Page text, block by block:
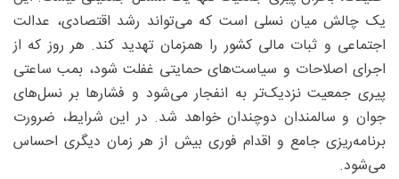
یک چالش میان نسلی است که می‌تواند رشد اقتصادی، عدالت
اجتماعی و ثبات مالی کشور را همزمان تهدید کند. هر روز که از
اجرای اصلاحات و سیاست‌های حمایتی غفلت شود، بمب ساعتی
پیری جمعیت نزدیک‌تر به انفجار می‌شود و فشارها بر نسل‌های
جوان و سالمندان دوچندان خواهد شد. در این شرایط، ضرورت
برنامه‌ریزی جامع و اقدام فوری بیش از هر زمان دیگری احساس
می‌شود.